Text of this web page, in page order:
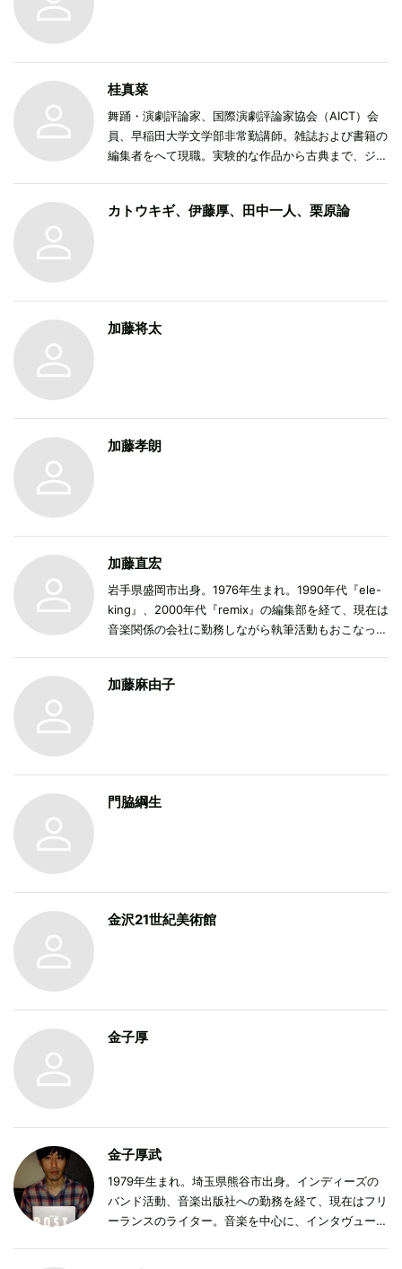
桂真菜
舞踊・演劇評論家、国際演劇評論家協会（AICT）会
員、早稲田大学文学部非常勤講師。雑誌および書籍の
編集者をへて現職。実験的な作品から古典まで、ジャ
カトウキギ、伊藤厚、田中一人、栗原論
加藤将太
加藤孝朗
加藤直宏
岩手県盛岡市出身。1976年生まれ。1990年代『ele-
king』、2000年代『remix』の編集部を経て、現在は
音楽関係の会社に勤務しながら執筆活動もおこなって
加藤麻由子
門脇綱生
金沢21世紀美術館
金子厚
金子厚武
1979年生まれ。埼玉県熊谷市出身。インディーズの
バンド活動、音楽出版社への勤務を経て、現在はフリ
ーランスのライター。音楽を中心に、インタヴューや